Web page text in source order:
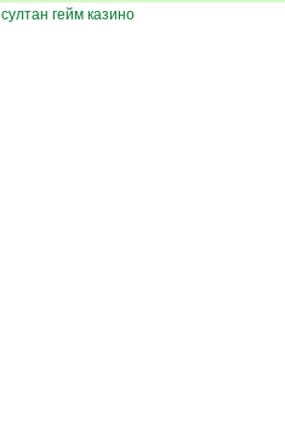
султан гейм казино